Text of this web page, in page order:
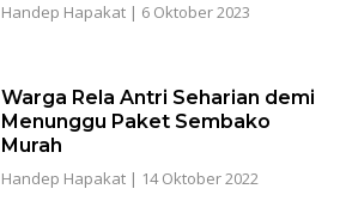
Handep Hapakat| 6 Oktober 2023
Warga Rela Antri Seharian demi
Menunggu Paket Sembako
Murah
Handep Hapakat| 14 Oktober 2022